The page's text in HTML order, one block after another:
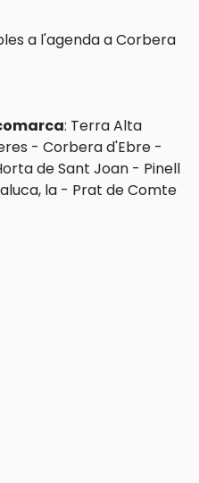
a l'agenda a Corbera
: Terra Alta
- Corbera d'Ebre -
de Sant Joan - Pinell
la - Prat de Comte